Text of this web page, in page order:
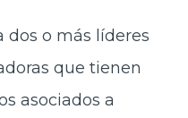
dos o más líderes
que tienen
asociados a